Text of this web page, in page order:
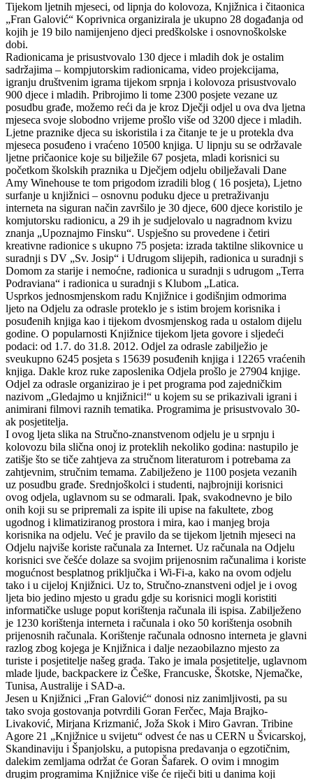
Tijekom ljetnih mjeseci, od lipnja do kolovoza, Knjižnica i čitaonica
„Fran Galović“ Koprivnica organizirala je ukupno 28 događanja od
kojih je 19 bilo namijenjeno djeci predškolske i osnovnoškolske
dobi.
Radionicama je prisustvovalo 130 djece i mladih dok je ostalim
sadržajima – kompjutorskim radionicama, video projekcijama,
igranju društvenim igrama tijekom srpnja i kolovoza prisustvovalo
900 djece i mladih. Pribrojimo li tome 2300 posjete vezane uz
posudbu građe, možemo reći da je kroz Dječji odjel u ova dva ljetna
mjeseca svoje slobodno vrijeme prošlo više od 3200 djece i mladih.
Ljetne praznike djeca su iskoristila i za čitanje te je u protekla dva
mjeseca posuđeno i vraćeno 10500 knjiga. U lipnju su se održavale
ljetne pričaonice koje su bilježile 67 posjeta, mladi korisnici su
početkom školskih praznika u Dječjem odjelu obilježavali Dane
Amy Winehouse te tom prigodom izradili blog ( 16 posjeta), Ljetno
surfanje u knjižnici – osnovnu poduku djece u pretraživanju
interneta na siguran način završilo je 30 djece, 600 djece koristilo je
komjutorsku radionicu, a 29 ih je sudjelovalo u nagradnom kvizu
znanja „Upoznajmo Finsku“. Uspješno su provedene i četiri
kreativne radionice s ukupno 75 posjeta: izrada taktilne slikovnice u
suradnji s DV „Sv. Josip“ i Udrugom slijepih, radionica u suradnji s
Domom za starije i nemoćne, radionica u suradnji s udrugom „Terra
Podraviana“ i radionica u suradnji s Klubom „Latica.
Usprkos jednosmjenskom radu Knjižnice i godišnjim odmorima
ljeto na Odjelu za odrasle proteklo je s istim brojem korisnika i
posuđenih knjiga kao i tijekom dvosmjenskog rada u ostalom dijelu
godine. O popularnosti Knjižnice tijekom ljeta govore i sljedeći
podaci: od 1.7. do 31.8. 2012. Odjel za odrasle zabilježio je
sveukupno 6245 posjeta s 15639 posuđenih knjiga i 12265 vraćenih
knjiga. Dakle kroz ruke zaposlenika Odjela prošlo je 27904 knjige.
Odjel za odrasle organizirao je i pet programa pod zajedničkim
nazivom „Gledajmo u knjižnici!“ u kojem su se prikazivali igrani i
animirani filmovi raznih tematika. Programima je prisustvovalo 30-
ak posjetitelja.
I ovog ljeta slika na Stručno-znanstvenom odjelu je u srpnju i
kolovozu bila slična onoj iz proteklih nekoliko godina: nastupilo je
zatišje što se tiče zahtjeva za stručnom literaturom i potrebama za
zahtjevnim, stručnim temama. Zabilježeno je 1100 posjeta vezanih
uz posudbu građe. Srednjoškolci i studenti, najbrojniji korisnici
ovog odjela, uglavnom su se odmarali. Ipak, svakodnevno je bilo
onih koji su se pripremali za ispite ili upise na fakultete, zbog
ugodnog i klimatiziranog prostora i mira, kao i manjeg broja
korisnika na odjelu. Već je pravilo da se tijekom ljetnih mjeseci na
Odjelu najviše koriste računala za Internet. Uz računala na Odjelu
korisnici sve češće dolaze sa svojim prijenosnim računalima i koriste
mogućnost besplatnog priključka i Wi-Fi-a, kako na ovom odjelu
tako i u cijeloj Knjižnici. Uz to, Stručno-znanstveni odjel je i ovog
ljeta bio jedino mjesto u gradu gdje su korisnici mogli koristiti
informatičke usluge poput korištenja računala ili ispisa. Zabilježeno
je 1230 korištenja interneta i računala i oko 50 korištenja osobnih
prijenosnih računala. Korištenje računala odnosno interneta je glavni
razlog zbog kojega je Knjižnica i dalje nezaobilazno mjesto za
turiste i posjetitelje našeg grada. Tako je imala posjetitelje, uglavnom
mlade ljude, backpackere iz Češke, Francuske, Škotske, Njemačke,
Tunisa, Australije i SAD-a.
Jesen u Knjižnici „Fran Galović“ donosi niz zanimljivosti, pa su
tako svoja gostovanja potvrdili Goran Ferčec, Maja Brajko-
Livaković, Mirjana Krizmanić, Joža Skok i Miro Gavran. Tribine
Agore 21 „Knjižnice u svijetu“ odvest će nas u CERN u Švicarskoj,
Skandinaviju i Španjolsku, a putopisna predavanja o egzotičnim,
dalekim zemljama održat će Goran Šafarek. O ovim i mnogim
drugim programima Knjižnice više će riječi biti u danima koji